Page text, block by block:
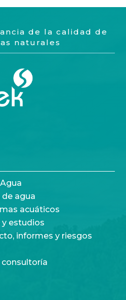
de la calidad de
naturales
agua
acuáticos
y estudios
informes y riesgos